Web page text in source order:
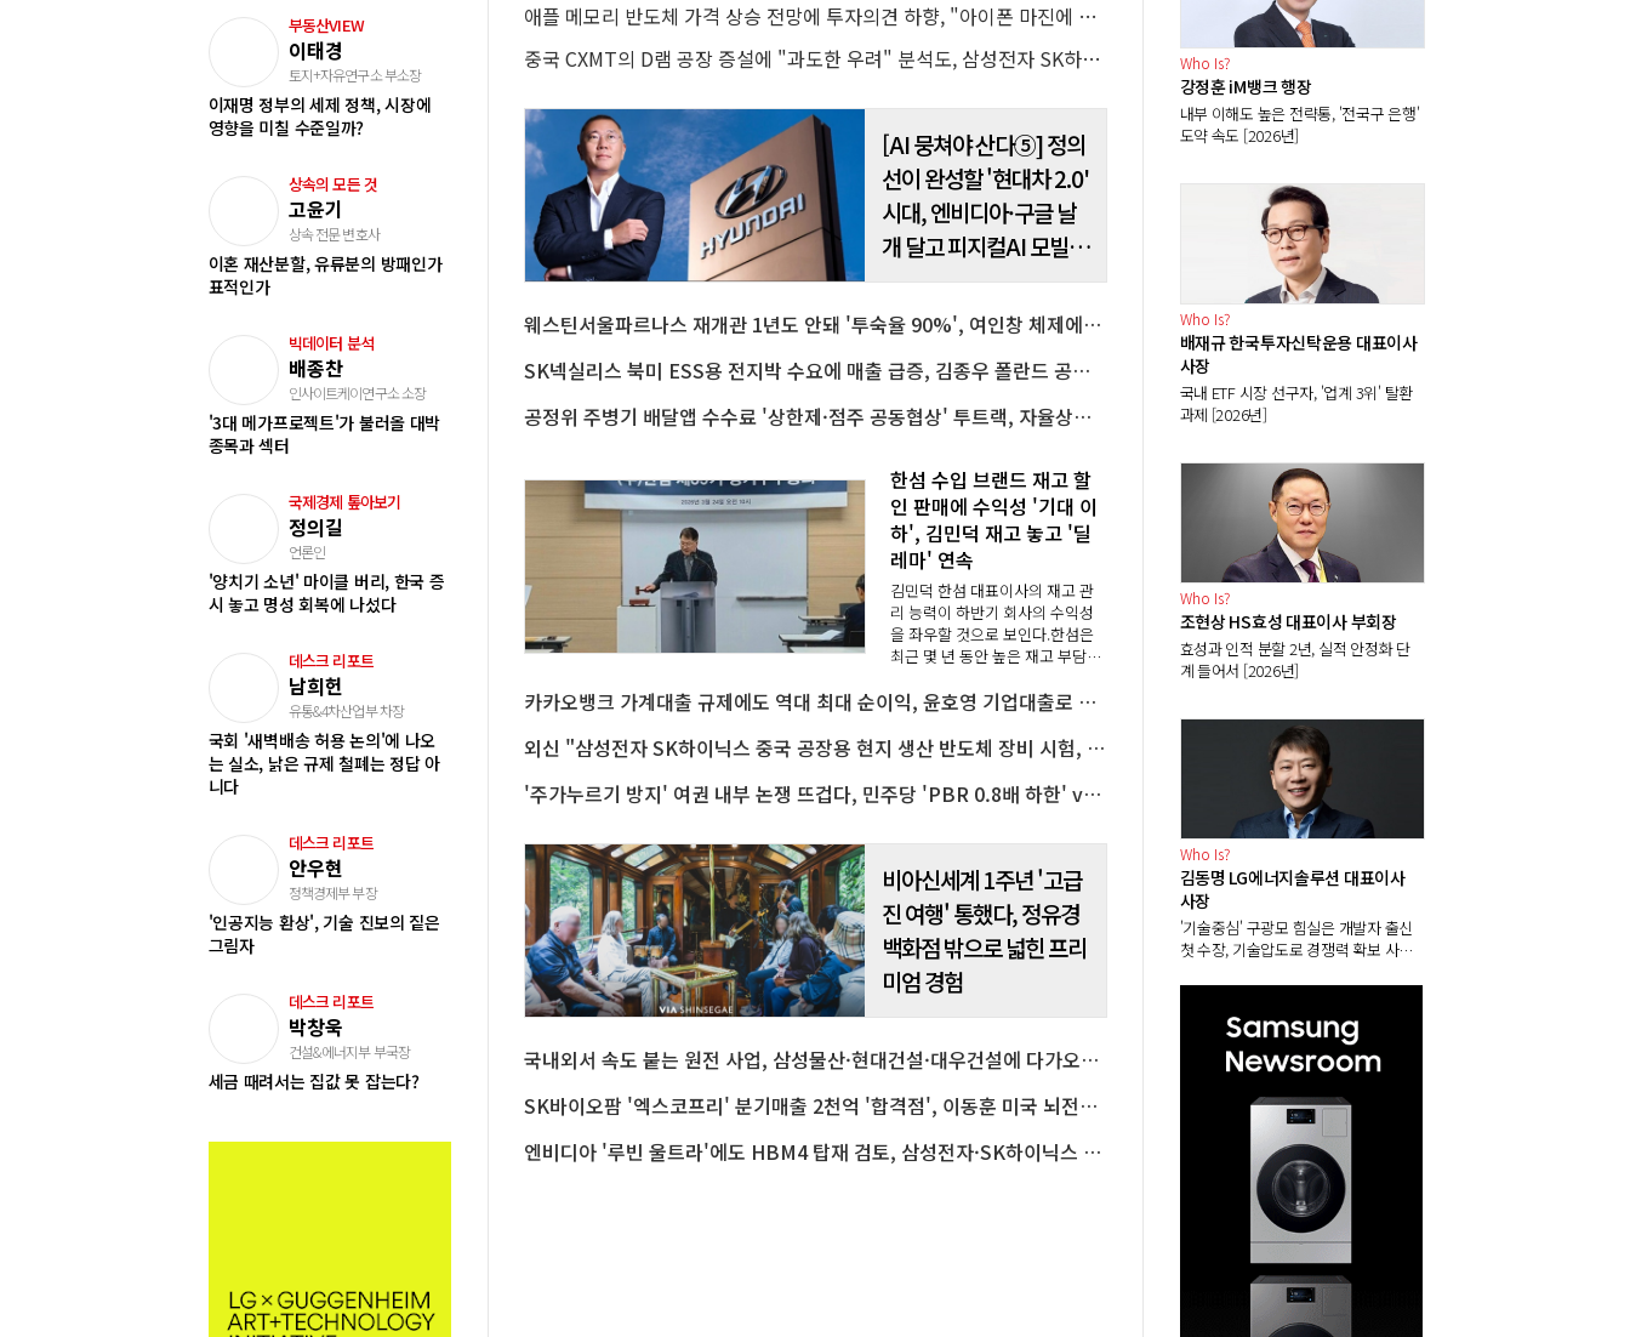
부동산VIEW
이태경
토지+자유연구소 부소장
이재명 정부의 세제 정책, 시장에
영향을 미칠 수준일까?
상속의 모든 것
고윤기
상속 전문 변호사
이혼 재산분할, 유류분의 방패인가
표적인가
빅데이터 분석
배종찬
인사이트케이연구소 소장
'3대 메가프로젝트'가 불러올 대박
종목과 섹터
국제경제 톺아보기
정의길
언론인
'양치기 소년' 마이클 버리, 한국 증
시 놓고 명성 회복에 나섰다
데스크 리포트
남희헌
유통&4차산업부 차장
국회 '새벽배송 허용 논의'에 나오
는 실소, 낡은 규제 철폐는 정답 아
니다
데스크 리포트
안우현
정책경제부 부장
'인공지능 환상', 기술 진보의 짙은
그림자
데스크 리포트
박창욱
건설&에너지부 부국장
세금 때려서는 집값 못 잡는다?
애플 메모리 반도체 가격 상승 전망에 투자의견 하향, "아이폰 마진에 타격"
중국 CXMT의 D램 공장 증설에 "과도한 우려" 분석도, 삼성전자 SK하이닉스 추격에 한계 전망
[AI 뭉쳐야 산다⑤] 정의
선이 완성할 '현대차 2.0'
시대, 엔비디아·구글 날
개 달고 피지컬AI 모빌리
티 선두기업 도약
웨스틴서울파르나스 재개관 1년도 안돼 '투숙율 90%', 여인창 체제에서 호텔사업 순항 예고
SK넥실리스 북미 ESS용 전지박 수요에 매출 급증, 김종우 폴란드 공장 가동 시기 고심
공정위 주병기 배달앱 수수료 '상한제·점주 공동협상' 투트랙, 자율상생 한계 넘을까
한섬 수입 브랜드 재고 할
인 판매에 수익성 '기대 이
하', 김민덕 재고 놓고 '딜
레마' 연속
김민덕 한섬 대표이사의 재고 관
리 능력이 하반기 회사의 수익성
을 좌우할 것으로 보인다.한섬은
최근 몇 년 동안 높은 재고 부담이
올해 상반기 수익성이 시장 기대
에 미치지 못했던 이유도 수입 브
랜드 재고를 할인 ..
카카오뱅크 가계대출 규제에도 역대 최대 순이익, 윤호영 기업대출로 다음 도약 준비
외신 "삼성전자 SK하이닉스 중국 공장용 현지 생산 반도체 장비 시험, 미국 수출통제 대비"
'주가누르기 방지' 여권 내부 논쟁 뜨겁다, 민주당 'PBR 0.8배 하한' vs 정부 '선별 재평가'
비아신세계 1주년 '고급
진 여행' 통했다, 정유경
백화점 밖으로 넓힌 프리
미엄 경험
국내외서 속도 붙는 원전 사업, 삼성물산·현대건설·대우건설에 다가오는 '약속의 시간'
SK바이오팜 '엑스코프리' 분기매출 2천억 '합격점', 이동훈 미국 뇌전증 영토 확장 고삐
엔비디아 '루빈 울트라'에도 HBM4 탑재 검토, 삼성전자·SK하이닉스 HBM4 수율에 주도권 갈린다
Who Is?
강정훈 iM뱅크 행장
내부 이해도 높은 전략통, '전국구 은행'
도약 속도 [2026년]
Who Is?
배재규 한국투자신탁운용 대표이사
사장
국내 ETF 시장 선구자, '업계 3위' 탈환
과제 [2026년]
Who Is?
조현상 HS효성 대표이사 부회장
효성과 인적 분할 2년, 실적 안정화 단
계 들어서 [2026년]
Who Is?
김동명 LG에너지솔루션 대표이사
사장
'기술중심' 구광모 힘실은 개발자 출신
첫 수장, 기술압도로 경쟁력 확보 사활